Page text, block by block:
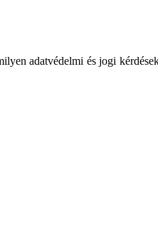
adatvédelmi és jogi